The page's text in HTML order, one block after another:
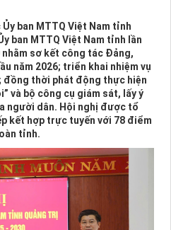
ban MTTQ Việt Nam tỉnh
ban MTTQ Việt Nam tỉnh lần
nhằm sơ kết công tác Đảng,
năm 2026; triển khai nhiệm vụ
đồng thời phát động thực hiện
và bộ công cụ giám sát, lấy ý
người dân. Hội nghị được tổ
kết hợp trực tuyến với 78 điểm
tỉnh.